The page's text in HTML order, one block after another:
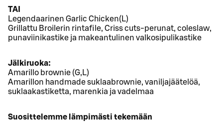
TAI
Legendaarinen Garlic Chicken(L)
Grillattu Broilerin rintafile, Criss cuts-perunat, coleslaw,
punaviinikastike ja makeantulinen valkosipulikastike
Jälkiruoka:
Amarillo brownie (G,L)
Amarillon handmade suklaabrownie, vaniljajäätelöä,
suklaakastiketta, marenkia ja vadelmaa
Suosittelemme lämpimästi tekemään